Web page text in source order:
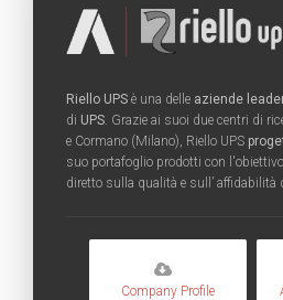
Riello UPS è una delle aziende
di UPS. Grazie ai suoi due centri di
e Cormano (Milano), Riello UPS
suo portafoglio prodotti con
diretto sulla qualità e sull’ affidabilità
Company Profile